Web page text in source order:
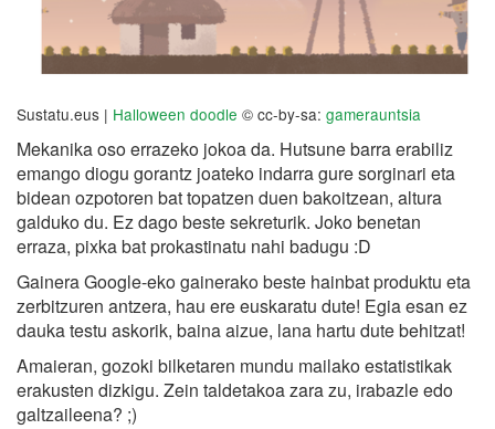
Sustatu.eus | Halloween doodle © cc-by-sa: gamerauntsia
Mekanika oso errazeko jokoa da. Hutsune barra erabiliz
emango diogu gorantz joateko indarra gure sorginari eta
bidean ozpotoren bat topatzen duen bakoitzean, altura
galduko du. Ez dago beste sekreturik. Joko benetan
erraza, pixka bat prokastinatu nahi badugu :D
Gainera Google-eko gainerako beste hainbat produktu eta
zerbitzuren antzera, hau ere euskaratu dute! Egia esan ez
dauka testu askorik, baina aizue, lana hartu dute behitzat!
Amaieran, gozoki bilketaren mundu mailako estatistikak
erakusten dizkigu. Zein taldetakoa zara zu, irabazle edo
galtzaileena? ;)